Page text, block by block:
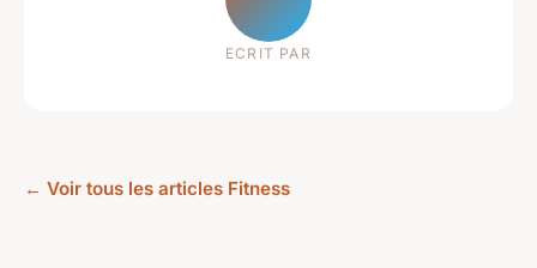
ECRIT PAR
← Voir tous les articles Fitness